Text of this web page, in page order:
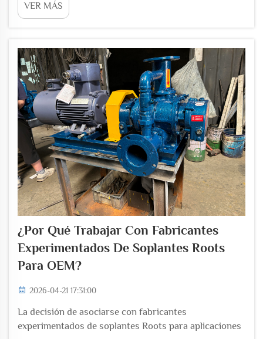
Roots o trabajar a través de intermediarios
comerciales. Esta elección afecta significativamente la
VER MÁS
¿Por Qué Trabajar Con Fabricantes
Experimentados De Soplantes Roots
Para OEM?
2026-04-21 17:31:00
La decisión de asociarse con fabricantes
experimentados de soplantes Roots para aplicaciones